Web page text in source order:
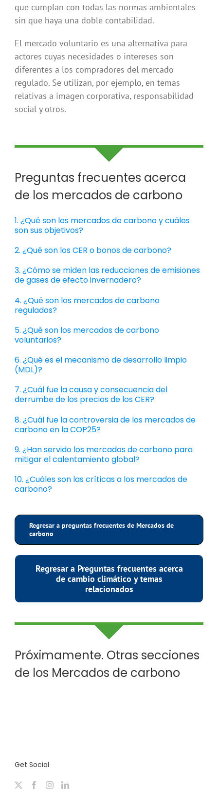
que cumplan con todas las normas ambientales
sin que haya una doble contabilidad.
El mercado voluntario es una alternativa para
actores cuyas necesidades o intereses son
diferentes a los compradores del mercado
regulado. Se utilizan, por ejemplo, en temas
relativas a imagen corporativa, responsabilidad
social y otros.
Preguntas frecuentes acerca
de los mercados de carbono
1. ¿Qué son los mercados de carbono y cuáles
son sus objetivos?
2. ¿Qué son los CER o bonos de carbono?
3. ¿Cómo se miden las reducciones de emisiones
de gases de efecto invernadero?
4. ¿Qué son los mercados de carbono
regulados?
5. ¿Qué son los mercados de carbono
voluntarios?
6. ¿Qué es el mecanismo de desarrollo limpio
(MDL)?
7. ¿Cuál fue la causa y consecuencia del
derrumbe de los precios de los CER?
8. ¿Cuál fue la controversia de los mercados de
carbono en la COP25?
9. ¿Han servido los mercados de carbono para
mitigar el calentamiento global?
10. ¿Cuáles son las críticas a los mercados de
carbono?
Regresar a preguntas frecuentes de Mercados de
carbono
Regresar a Preguntas frecuentes acerca
de cambio climático y temas
relacionados
Próximamente. Otras secciones
de los Mercados de carbono
Get Social